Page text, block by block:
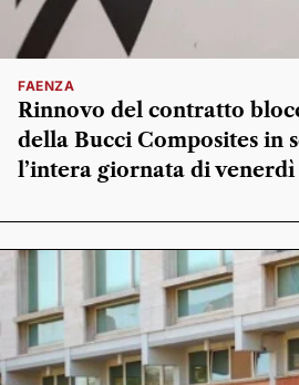
FAENZA
Rinnovo del contratto
della Bucci Composites in
l’intera giornata di venerdì